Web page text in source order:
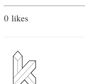
0 likes